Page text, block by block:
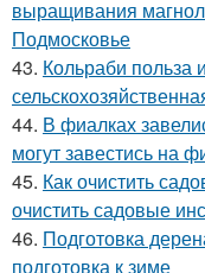
выращивания
Подмосковье
43. Кольраби польза
44. В фиалках
могут завестись на
45. Как очистить
очистить садовые
46. Подготовка
подготовка к зиме